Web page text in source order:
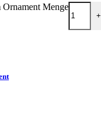
Ornament Menge
+